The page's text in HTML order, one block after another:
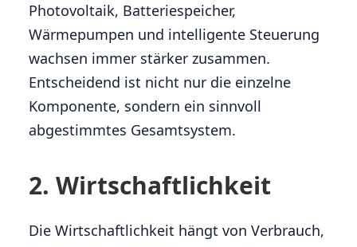
Photovoltaik, Batteriespeicher,
Wärmepumpen und intelligente Steuerung
wachsen immer stärker zusammen.
Entscheidend ist nicht nur die einzelne
Komponente, sondern ein sinnvoll
abgestimmtes Gesamtsystem.
2. Wirtschaftlichkeit
Die Wirtschaftlichkeit hängt von Verbrauch,